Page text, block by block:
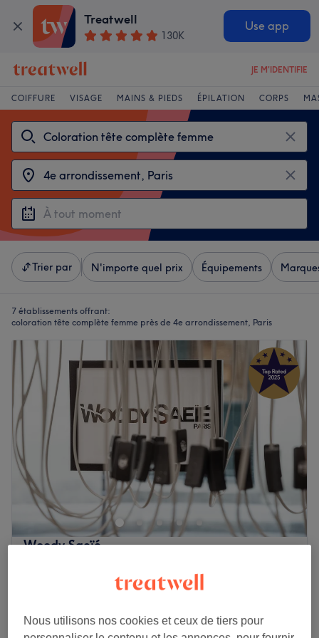
Treatwell
130K
Use app
JE M'IDENTIFIE
COIFFURE VISAGE MAINS & PIEDS ÉPILATION CORPS
Trier par N'importe quel prix Équipements
7 établissements offrant:
coloration tête complète femme près de 4e arrondissement, Paris
Woody Saeïé
Hôtel de Ville, Paris
Montrer sur la carte
10 min
Nous utilisons nos cookies et ceux de tiers pour